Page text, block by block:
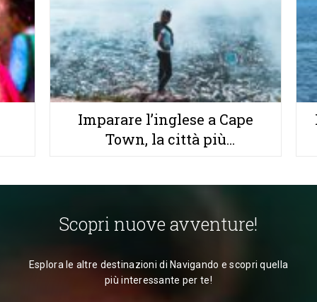
Imparare l’inglese a Cape
Town, la città più
Scopri nuove avventure!
Esplora le altre destinazioni di Navigando e scopri quella
più interessante per te!